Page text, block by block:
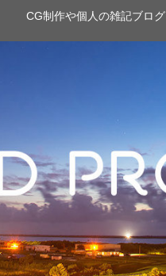
CG制作や個人の雑記ブログ